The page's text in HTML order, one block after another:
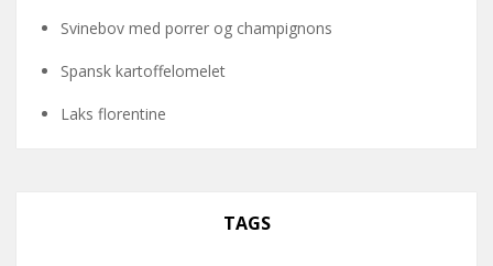
Svinebov med porrer og champignons
Spansk kartoffelomelet
Laks florentine
TAGS